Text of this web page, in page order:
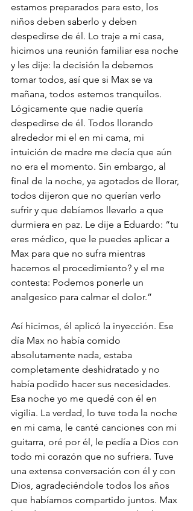
estamos preparados para esto, los
niños deben saberlo y deben
despedirse de él. Lo traje a mi casa,
hicimos una reunión familiar esa noche
y les dije: la decisión la debemos
tomar todos, así que si Max se va
mañana, todos estemos tranquilos.
Lógicamente que nadie quería
despedirse de él. Todos llorando
alrededor mi el en mi cama, mi
intuición de madre me decía que aún
no era el momento. Sin embargo, al
final de la noche, ya agotados de llorar,
todos dijeron que no querían verlo
sufrir y que debíamos llevarlo a que
durmiera en paz. Le dije a Eduardo: “tu
eres médico, que le puedes aplicar a
Max para que no sufra mientras
hacemos el procedimiento? y el me
contesta: Podemos ponerle un
analgesico para calmar el dolor.”
Así hicimos, él aplicó la inyección. Ese
día Max no había comido
absolutamente nada, estaba
completamente deshidratado y no
había podido hacer sus necesidades.
Esa noche yo me quedé con él en
vigilia. La verdad, lo tuve toda la noche
en mi cama, le canté canciones con mi
guitarra, oré por él, le pedía a Dios con
todo mi corazón que no sufriera. Tuve
una extensa conversación con él y con
Dios, agradeciéndole todos los años
que habíamos compartido juntos. Max